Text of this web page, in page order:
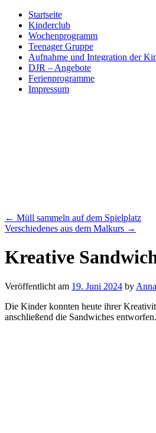
Skip
content
Startseite
Kinderclub
Wochenprogramm
Teenager Gruppe
Aufnahme und Integration der
DJR – Angebote
Ferienprogramme
Impressum
← Müll sammeln auf dem Spielplatz
Verschiedenes aus dem Malkurs →
Kreative
Veröffentlicht am 19. Juni 2024 by
Die Kinder konnten heute ihrer
anschließend die Sandwiches